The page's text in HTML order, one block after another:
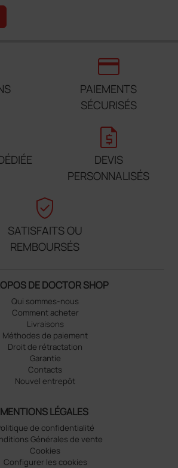
credit_card
PAIEMENTS
SÉCURISÉS
request_quote
DEVIS
PERSONNALISÉS
verified_user
SATISFAITS OU
REMBOURSÉS
DE DOCTOR SHOP
Qui sommes-nous
Comment acheter
Livraisons
Méthodes de paiement
Droit de rétractation
Garantie
Contacts
Nouvel entrepôt
MENTIONS LÉGALES
de confidentialité
Générales de vente
Cookies
Configurer les cookies